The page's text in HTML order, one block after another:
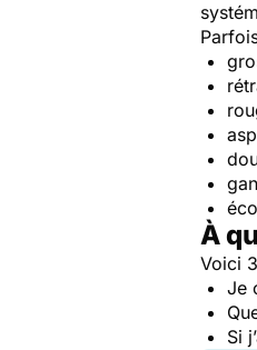
À
Voici
Je
Si